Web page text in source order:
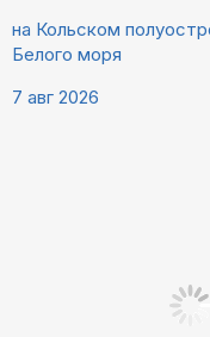
на Кольском
Белого моря
7 авг 2026